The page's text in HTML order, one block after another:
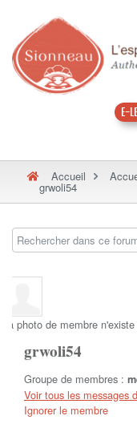
E-
Accueil
grwoli54
La photo de membre
grwoli54
Groupe de membres :
Voir tous les messages
Ignorer le membre